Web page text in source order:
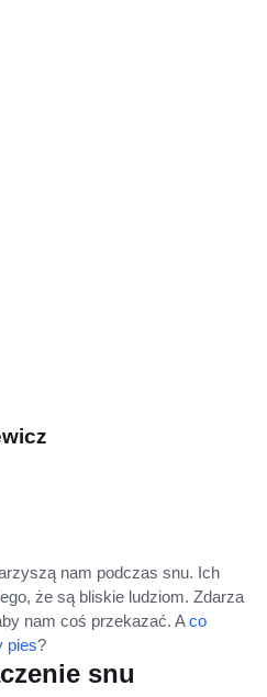
nam podczas snu. Ich
że są bliskie ludziom. Zdarza
nam coś przekazać. Aco
pies?
snu